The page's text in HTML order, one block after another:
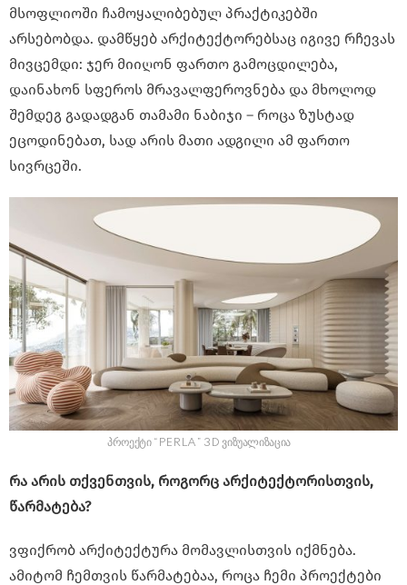
მსოფლიოში ჩამოყალიბებულ პრაქტიკებში
არსებობდა. დამწყებ არქიტექტორებსაც იგივე რჩევას
მივცემდი: ჯერ მიიღონ ფართო გამოცდილება,
დაინახონ სფეროს მრავალფეროვნება და მხოლოდ
შემდეგ გადადგან თამამი ნაბიჯი – როცა ზუსტად
ეცოდინებათ, სად არის მათი ადგილი ამ ფართო
სივრცეში.
პროექტი “PERLA” 3D ვიზუალიზაცია
რა არის თქვენთვის, როგორც არქიტექტორისთვის,
წარმატება?
ვფიქრობ არქიტექტურა მომავლისთვის იქმნება.
ამიტომ ჩემთვის წარმატებაა, როცა ჩემი პროექტები